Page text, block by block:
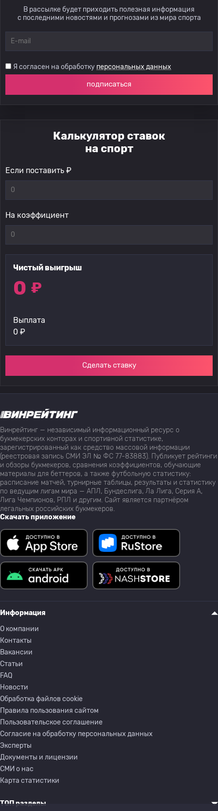
В рассылке будет приходить полезная информация
с последними новостями и прогнозами из мира спорта
Я согласен на обработку персональных данных
подписаться
Калькулятор ставок
на спорт
Если поставить ₽
На коэффициент
Чистый выигрыш
0 ₽
Выплата
0 ₽
Сделать ставку
Винрейтинг — независимый информационный ресурс о
букмекерских конторах и спортивной статистике,
зарегистрированный как средство массовой информации
(реестровая запись СМИ ЭЛ № ФС 77-83883). Публикует рейтинги
и обзоры букмекеров, сравнения коэффициентов, обучающие
материалы для беттеров, а также футбольную статистику:
расписание матчей, турнирные таблицы, результаты и статистику
по ведущим лигам мира — АПЛ, Бундеслига, Ла Лига, Серия А,
Лига Чемпионов, РПЛ и другим. Сайт является партнёром
легальных российских букмекеров.
Скачать приложение
Информация
О компании
Контакты
Вакансии
Статьи
FAQ
Новости
Обработка файлов cookie
Правила пользования сайтом
Пользовательское соглашение
Согласие на обработку персональных данных
Эксперты
Документы и лицензии
СМИ о нас
Карта статистики
ТОП разделы